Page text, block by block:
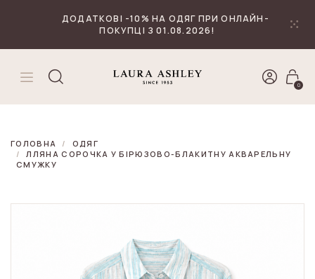
ДОДАТКОВІ -10% НА ОДЯГ ПРИ ОНЛАЙН-
ПОКУПЦІ З 01.08.2026!
0
ГОЛОВНА
ОДЯГ
ЛЛЯНА СОРОЧКА У БІРЮЗОВО-БЛАКИТНУ АКВАРЕЛЬНУ
СМУЖКУ